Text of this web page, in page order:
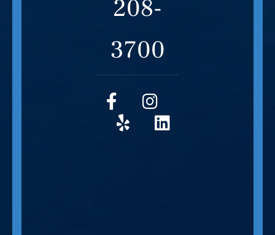
208-
3700